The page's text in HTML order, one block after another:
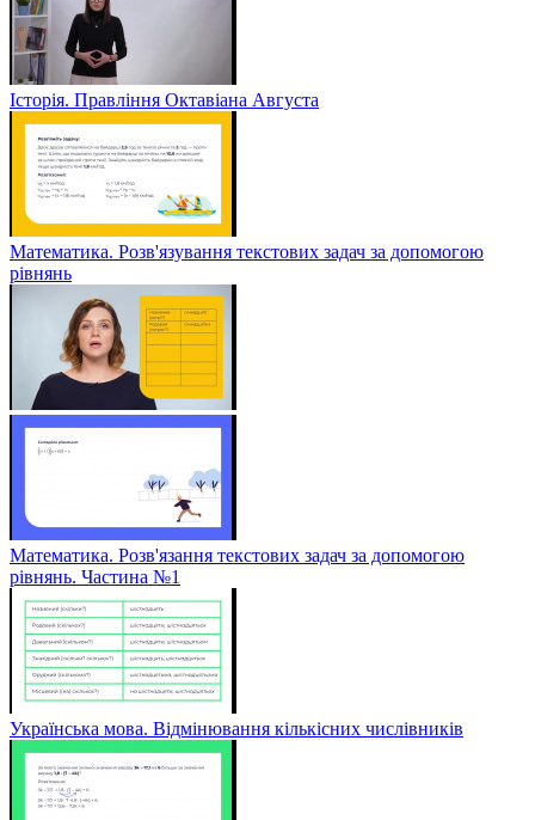
Історія. Правління Октавіана Августа
Математика. Розв'язування текстових задач за допомогою
рівнянь
Математика. Розв'язання текстових задач за допомогою
рівнянь. Частина №1
Українська мова. Відмінювання кількісних числівників